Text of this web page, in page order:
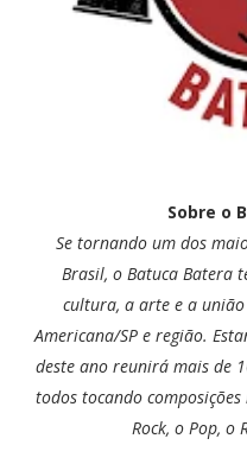
Sobre o
Se tornando um dos
Brasil, o Batuca Batera
cultura, a arte e a
Americana/SP e região.
deste ano reunirá mais de
todos tocando
Rock, o Pop, o